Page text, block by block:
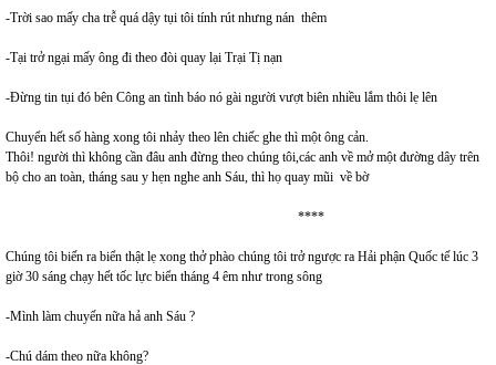
-Trời sao mấy cha trễ quá dậy tụi tôi tính rút nhưng nán thêm
-Tại trở ngại mấy ông đi theo đòi quay lại Trại Tị nạn
-Đừng tin tụi đó bên Công an tình báo nó gài người vượt biên nhiều lắm thôi lẹ lên
Chuyển hết số hàng xong tôi nhảy theo lên chiếc ghe thì một ông cản.
Thôi! người thì không cần đâu anh đừng theo chúng tôi,các anh về mở một đường dây trên
bộ cho an toàn, tháng sau y hẹn nghe anh Sáu, thì họ quay mũi về bờ
****
Chúng tôi biến ra biển thật lẹ xong thở phào chúng tôi trở ngược ra Hải phận Quốc tế lúc 3
giờ 30 sáng chạy hết tốc lực biển tháng 4 êm như trong sông
-Mình làm chuyến nữa hả anh Sáu ?
-Chú dám theo nữa không?